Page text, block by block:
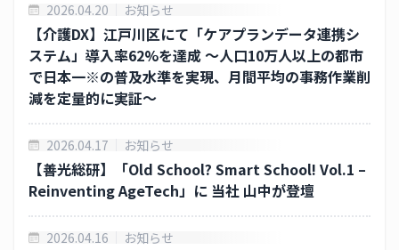
情報セキュリティ保護方針
ENGLISH
2026.04.20 お知らせ
【介護DX】江戸川区にて「ケアプランデータ連携シ
ステム」導入率62%を達成 〜人口10万人以上の都市
で日本一※の普及水準を実現、月間平均の事務作業削
減を定量的に実証〜
2026.04.17 お知らせ
【善光総研】「Old School? Smart School! Vol.1 –
Reinventing AgeTech」に 当社 山中が登壇
2026.04.16 お知らせ